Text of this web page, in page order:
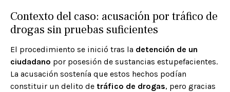
Contexto del caso: acusación por tráfico de
drogas sin pruebas suficientes
El procedimiento se inició tras la detención de un
ciudadano por posesión de sustancias estupefacientes.
La acusación sostenía que estos hechos podían
constituir un delito de tráfico de drogas, pero gracias